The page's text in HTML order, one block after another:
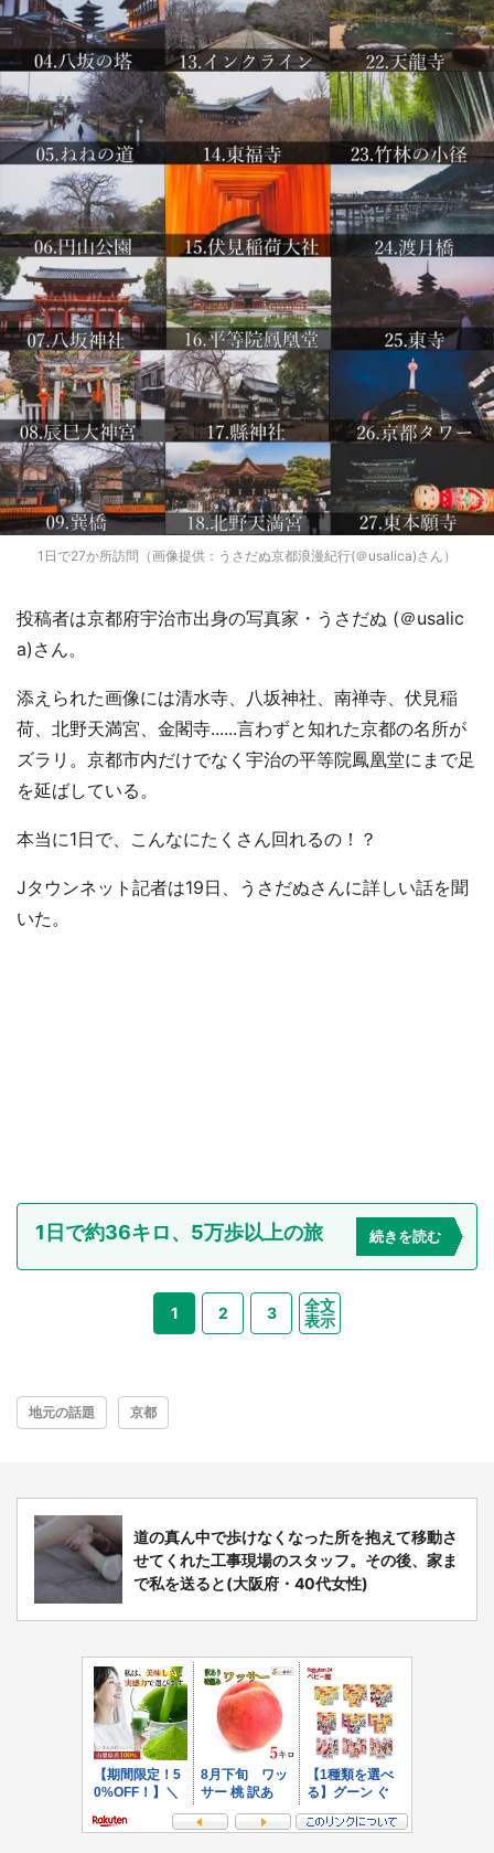
1日で27か所訪問（画像提供：うさだぬ京都浪漫紀行(＠usalica)さん）
投稿者は京都府宇治市出身の写真家・うさだぬ (＠usalic
a)さん。
添えられた画像には清水寺、八坂神社、南禅寺、伏見稲
荷、北野天満宮、金閣寺......言わずと知れた京都の名所が
ズラリ。京都市内だけでなく宇治の平等院鳳凰堂にまで足
を延ばしている。
本当に1日で、こんなにたくさん回れるの！？
Jタウンネット記者は19日、うさだぬさんに詳しい話を聞
いた。
1日で約36キロ、5万歩以上の旅 続きを読む
1 2 3
全文
表示
地元の話題 京都
道の真ん中で歩けなくなった所を抱えて移動さ
せてくれた工事現場のスタッフ。その後、家ま
で私を送ると(大阪府・40代女性)